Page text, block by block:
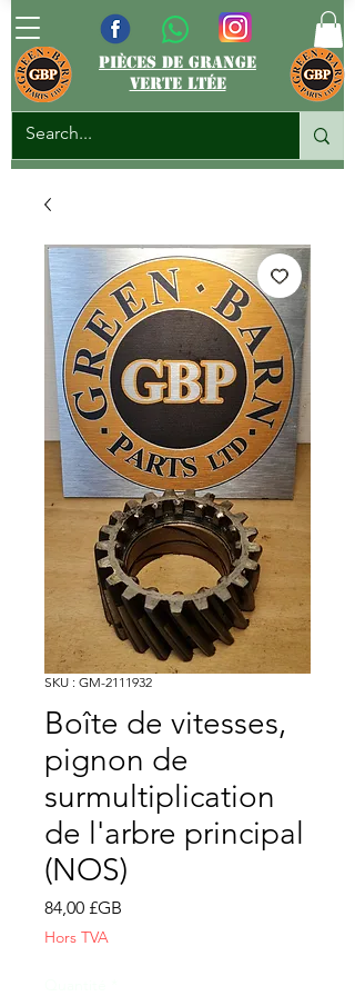
pièces de grange
verte ltée
SKU : GM-2111932
Boîte de vitesses,
pignon de
surmultiplication
de l'arbre principal
(NOS)
84,00 £GB
Hors TVA